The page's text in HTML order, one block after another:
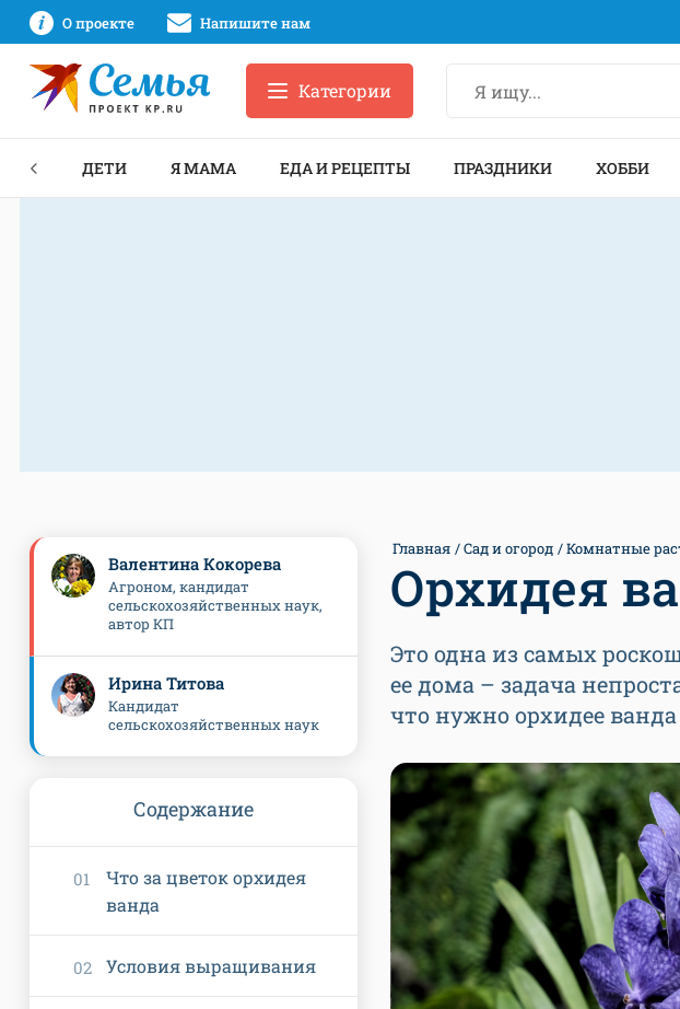
О проекте Напишите нам
Категории
ДЕТИ Я МАМА ЕДА И РЕЦЕПТЫ ПРАЗДНИКИ ХОББИ
Главная Сад и огород Комнатные
Орхидея
Это одна из самых
ее дома – задача
что нужно орхидее ванда
Валентина Кокорева
Агроном, кандидат
сельскохозяйственных наук,
автор КП
Ирина Титова
Кандидат
сельскохозяйственных наук
Содержание
Что за цветок орхидея
ванда
Условия выращивания